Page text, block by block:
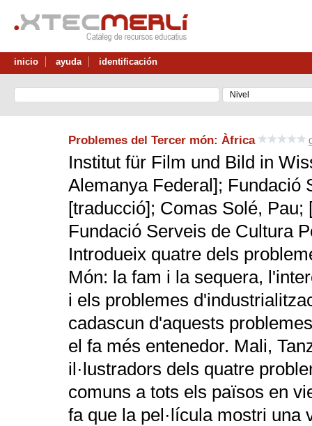
inicio ayuda identificación
Problemes del Tercer món: Àfrica
Institut für Film und Bild in
Alemanya Federal]; Fundació
[traducció]; Comas Solé, Pau;
Fundació Serveis de Cultura
Introdueix quatre dels
Món: la fam i la sequera,
i els problemes
cadascun d'aquests
el fa més entenedor. Mali,
il·lustradors dels quatre
comuns a tots els països en
fa que la pel·lícula mostri